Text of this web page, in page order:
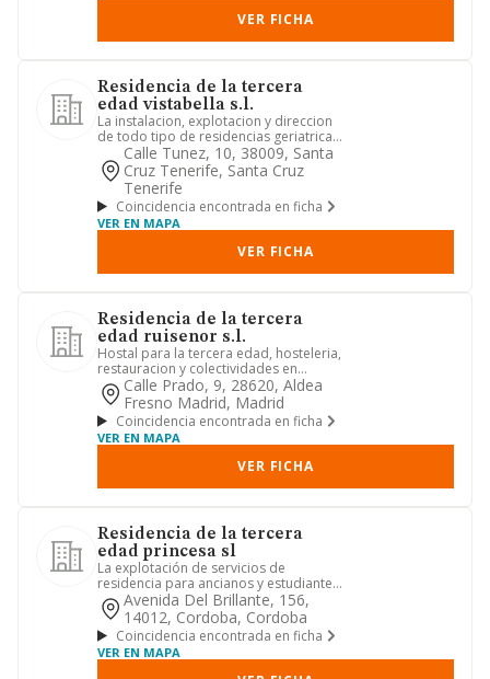
VER FICHA
Residencia de la tercera
edad vistabella s.l.
La instalacion, explotacion y direccion
de todo tipo de residencias geriatricas
o de la tercera eda...
Calle Tunez, 10, 38009, Santa
Cruz Tenerife, Santa Cruz
Tenerife
Coincidencia encontrada en ficha
VER EN MAPA
VER FICHA
Residencia de la tercera
edad ruisenor s.l.
Hostal para la tercera edad, hosteleria,
restauracion y colectividades en
general.Calle Prado, 9, 28620, Aldea
Fresno Madrid, Madrid
Coincidencia encontrada en ficha
VER EN MAPA
VER FICHA
Residencia de la tercera
edad princesa sl
La explotación de servicios de
residencia para ancianos y estudiantes.
asistencia y servicios socia...
Avenida Del Brillante, 156,
14012, Cordoba, Cordoba
Coincidencia encontrada en ficha
VER EN MAPA